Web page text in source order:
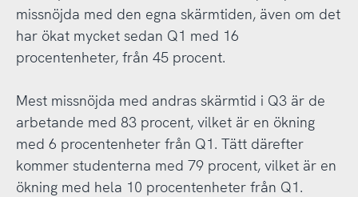
missnöjda med den egna skärmtiden, även om det
har ökat mycket sedan Q1 med 16
procentenheter, från 45 procent.
Mest missnöjda med andras skärmtid i Q3 är de
arbetande med 83 procent, vilket är en ökning
med 6 procentenheter från Q1. Tätt därefter
kommer studenterna med 79 procent, vilket är en
ökning med hela 10 procentenheter från Q1.